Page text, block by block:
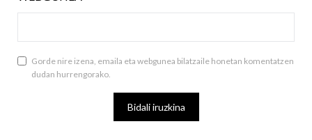
Gorde nire izena, emaila eta webgunea bilatzaile honetan komentatzen
dudan hurrengorako.